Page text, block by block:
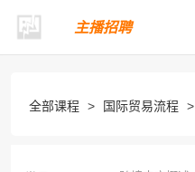
主播招聘
全部课程 > 国际贸易流程 >